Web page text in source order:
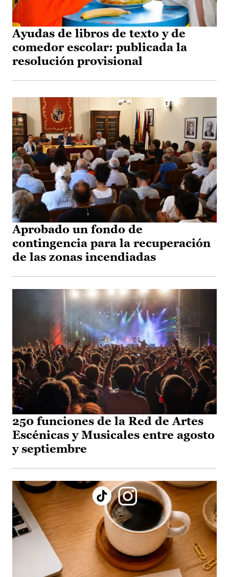
Ayudas de libros de texto y de
comedor escolar: publicada la
resolución provisional
Aprobado un fondo de
contingencia para la recuperación
de las zonas incendiadas
250 funciones de la Red de Artes
Escénicas y Musicales entre agosto
y septiembre